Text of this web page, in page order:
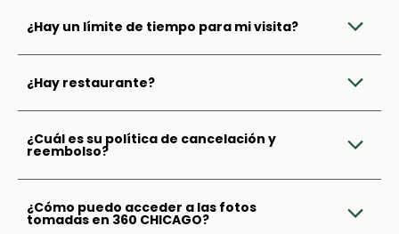
¿Hay un límite de tiempo para mi visita?
¿Hay restaurante?
¿Cuál es su política de cancelación y
reembolso?
¿Cómo puedo acceder a las fotos
tomadas en 360 CHICAGO?